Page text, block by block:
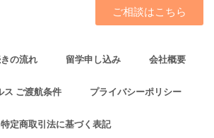
ご相談はこちら
の流れ 留学申し込み 会社概要
ス ご渡航条件 プライバシーポリシー
特定商取引法に基づく表記